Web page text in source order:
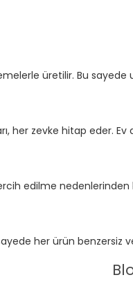
üretilir. Bu
her zevke hitap eder.
edilme
her ürün benzersiz